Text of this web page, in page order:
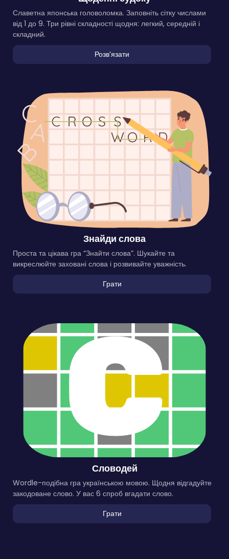
Славетна японська головоломка. Заповніть сітку числами
від 1 до 9. Три рівні складності щодня: легкий, середній і
складний.
Розвʼязати
Знайди слова
Проста та цікава гра “Знайти слова”. Шукайте та
викреслюйте заховані слова і розвивайте уважність.
Грати
Словодей
Wordle-подібна гра українською мовою. Щодня відгадуйте
закодоване слово. У вас 6 спроб вгадати слово.
Грати